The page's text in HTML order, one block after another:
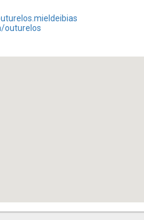
outurelos